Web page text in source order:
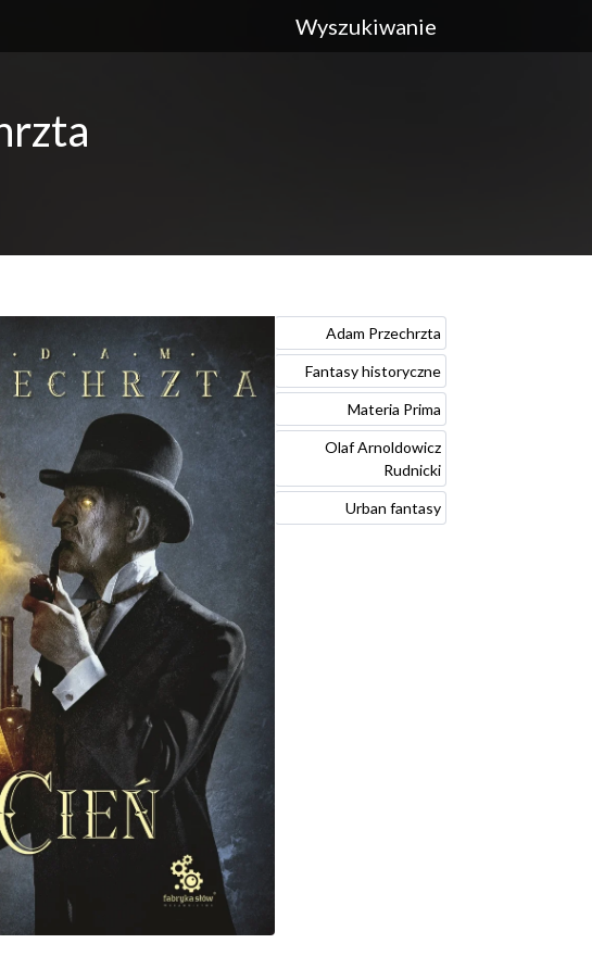
Adam Przechrzta
Fantasy historyczne
Materia Prima
Olaf Arnoldowicz
Rudnicki
Urban fantasy